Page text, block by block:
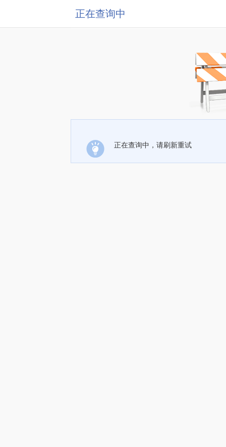
正在查询中
正在查询中，请刷新重试